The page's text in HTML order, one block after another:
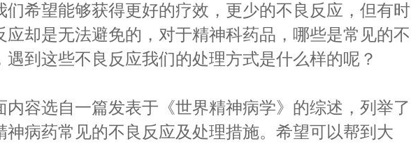
们希望能够获得更好的疗效，更少的不良反应，但有时
应却是无法避免的，对于精神科药品，哪些是常见的不
遇到这些不良反应我们的处理方式是什么样的呢？
选自一篇发表于《世界精神病学》的综述，列举了
神病药常见的不良反应及处理措施。希望可以帮到大